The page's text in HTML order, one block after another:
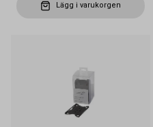
Lägg i varukorgen